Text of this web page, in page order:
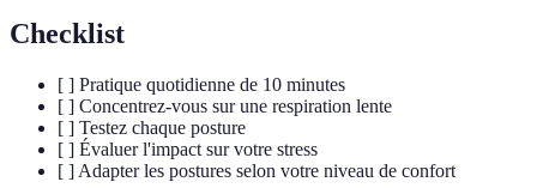
Checklist
[ ] Pratique quotidienne de 10 minutes
[ ] Concentrez-vous sur une respiration lente
[ ] Testez chaque posture
[ ] Évaluer l'impact sur votre stress
[ ] Adapter les postures selon votre niveau de confort